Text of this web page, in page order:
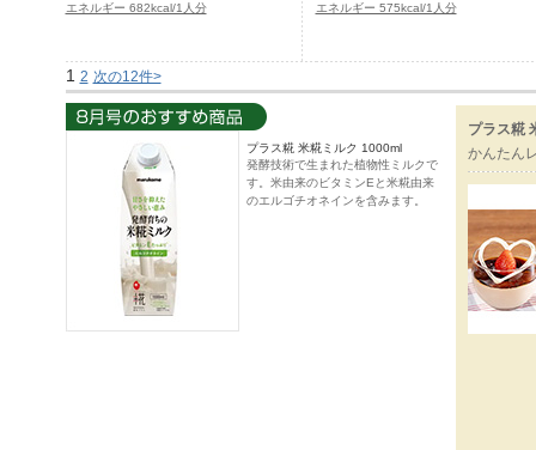
エネルギー 682kcal/1人分
エネルギー 575kcal/1人分
1 2 次の12件>
プラス糀 米糀ミルク 1000ml
発酵技術で生まれた植物性ミルクで
す。米由来のビタミンEと米糀由来
のエルゴチオネインを含みます。
プラス糀
かんたん